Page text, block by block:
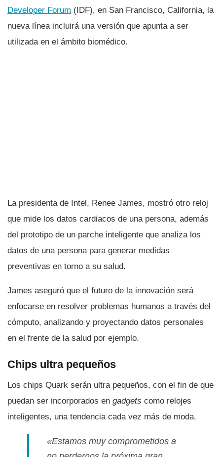
Developer Forum (IDF), en San Francisco, California, la
nueva lí­nea incluirá una versión que apunta a ser
utilizada en el ámbito biomédico.
La presidenta de Intel, Renee James, mostró otro reloj
que mide los datos cardiacos de una persona, además
del prototipo de un parche inteligente que analiza los
datos de una persona para generar medidas
preventivas en torno a su salud.
James aseguró que el futuro de la innovación será
enfocarse en resolver problemas humanos a través del
cómputo, analizando y proyectando datos personales
en el frente de la salud por ejemplo.
Chips ultra pequeños
Los chips Quark serán ultra pequeños, con el fin de que
puedan ser incorporados en gadgets como relojes
inteligentes, una tendencia cada vez más de moda.
«Estamos muy comprometidos a